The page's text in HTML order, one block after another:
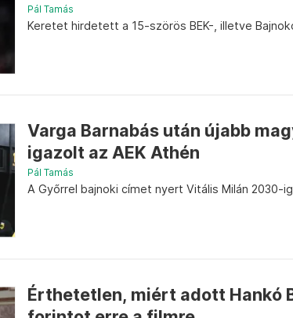
Pál Tamás
Keretet hirdetett a 15-szörös BEK-, illetve
Varga Barnabás után újabb
igazolt az AEK Athén
Pál Tamás
A Győrrel bajnoki címet nyert Vitális Milán 2030-
Érthetetlen, miért adott Hankó